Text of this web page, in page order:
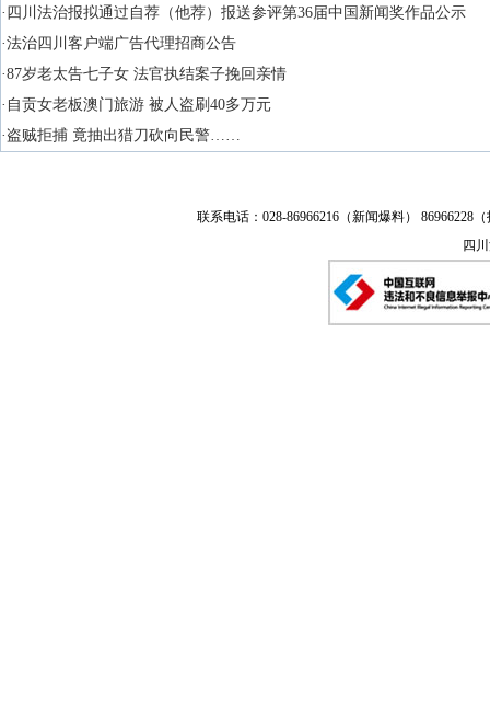
·四川法治报拟通过自荐（他荐）报送参评第36届中国新闻奖作品公示
·法治四川客户端广告代理招商公告
·87岁老太告七子女 法官执结案子挽回亲情
·自贡女老板澳门旅游 被人盗刷40多万元
·盗贼拒捕 竟抽出猎刀砍向民警……
联系电话：028-86966216（新闻爆料） 86966228
四